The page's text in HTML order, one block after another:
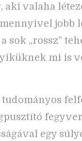
aki valaha
jobb
sok „rossz”
mi is
tudományos
egy